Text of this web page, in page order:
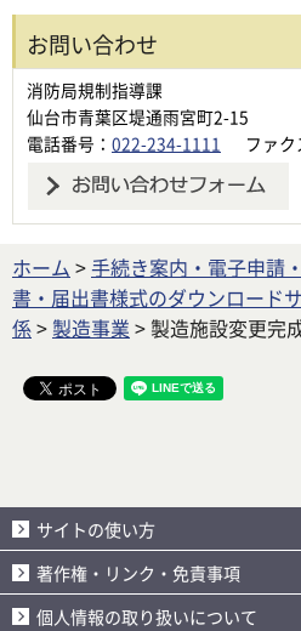
お問い合わせ
消防局規制指導課
仙台市青葉区堤通雨宮町2-15
電話番号： 022-234-1111 ファ
ホーム >手続き案内・電子申請
書・届出書様式のダウンロード
係> 製造事業 > 製造施設変更完
サイトの使い方
著作権・リンク・免責事項
個人情報の取り扱いについて